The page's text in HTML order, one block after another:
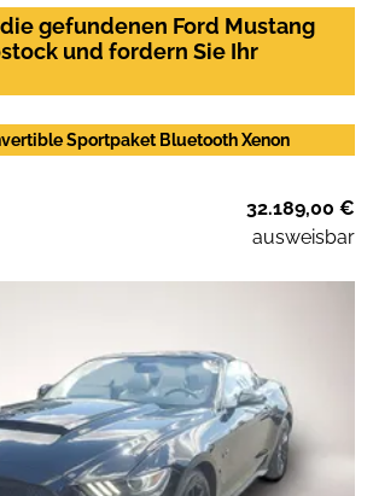
gefundenen Ford Mustang
und fordern Sie Ihr
Sportpaket Bluetooth Xenon
32.189,00 €
ausweisbar